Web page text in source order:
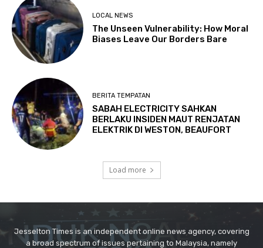
Jesselton Times is an independent online news agency, covering
a broad spectrum of issues pertaining to Malaysia, namely